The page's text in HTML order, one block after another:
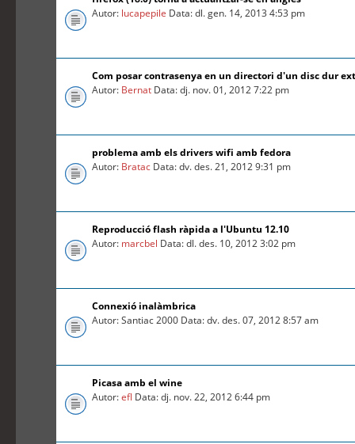
Autor: lucapepile Data: dl. gen. 14, 2013 4:53 pm
Com posar contrasenya en un directori d'un disc dur
Autor: Bernat Data: dj. nov. 01, 2012 7:22 pm
problema amb els drivers wifi amb fedora
Autor: Bratac Data: dv. des. 21, 2012 9:31 pm
Reproducció flash ràpida a l'Ubuntu 12.10
Autor: marcbel Data: dl. des. 10, 2012 3:02 pm
Connexió inalàmbrica
Autor: Santiac 2000 Data: dv. des. 07, 2012 8:57 am
Picasa amb el wine
Autor:efl Data: dj. nov. 22, 2012 6:44 pm